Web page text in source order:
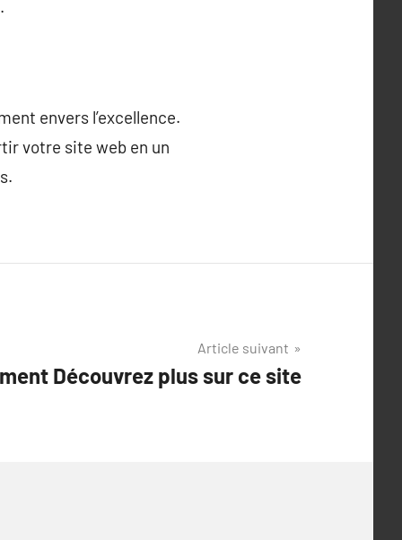
envers l’excellence.
votre site web en un
Article suivant
Découvrez plus sur ce site